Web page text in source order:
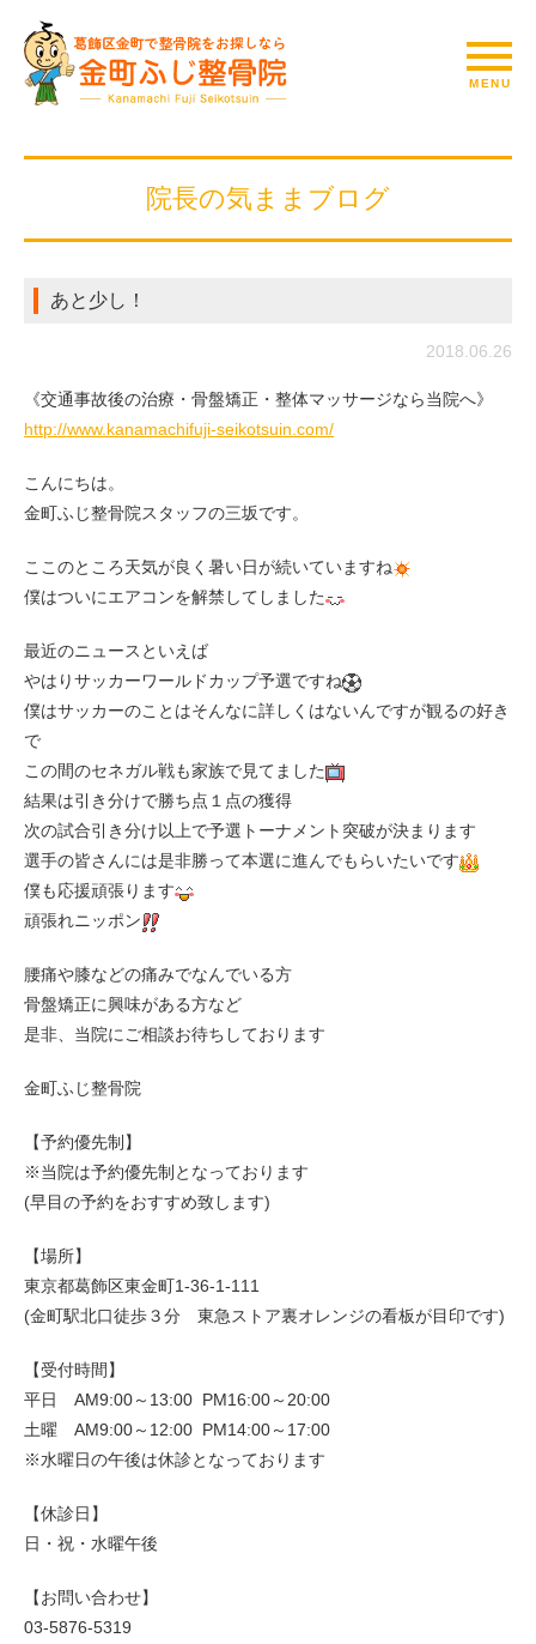
院長の気ままブログ
あと少し！
2018.06.26
《交通事故後の治療・骨盤矯正・整体マッサージなら当院へ》
http://www.kanamachifuji-seikotsuin.com/
こんにちは。
金町ふじ整骨院スタッフの三坂です。
ここのところ天気が良く暑い日が続いていますね
僕はついにエアコンを解禁してしました
最近のニュースといえば
やはりサッカーワールドカップ予選ですね
僕はサッカーのことはそんなに詳しくはないんですが観るの好き
で
この間のセネガル戦も家族で見てました
結果は引き分けで勝ち点１点の獲得
次の試合引き分け以上で予選トーナメント突破が決まります
選手の皆さんには是非勝って本選に進んでもらいたいです
僕も応援頑張ります
頑張れニッポン
腰痛や膝などの痛みでなんでいる方
骨盤矯正に興味がある方など
是非、当院にご相談お待ちしております
金町ふじ整骨院
【予約優先制】
※当院は予約優先制となっております
(早目の予約をおすすめ致します)
【場所】
東京都葛飾区東金町1-36-1-111
(金町駅北口徒歩３分 東急ストア裏オレンジの看板が目印です)
【受付時間】
平日 AM9:00～13:00 PM16:00～20:00
土曜 AM9:00～12:00 PM14:00～17:00
※水曜日の午後は休診となっております
【休診日】
日・祝・水曜午後
【お問い合わせ】
03-5876-5319